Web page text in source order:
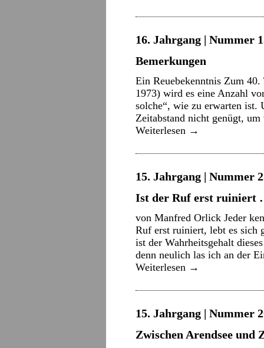
16. Jahrgang | Nummer
Bemerkungen
Ein Reuebekenntnis Zum
1973) wird es eine Anzahl
solche“, wie zu erwarten ist.
Zeitabstand nicht genügt,
Weiterlesen →
15. Jahrgang | Nummer
Ist der Ruf erst ruiniert
von Manfred Orlick Jeder
Ruf erst ruiniert, lebt es sich
ist der Wahrheitsgehalt
denn neulich las ich an der
Weiterlesen →
15. Jahrgang | Nummer
Zwischen Arendsee und